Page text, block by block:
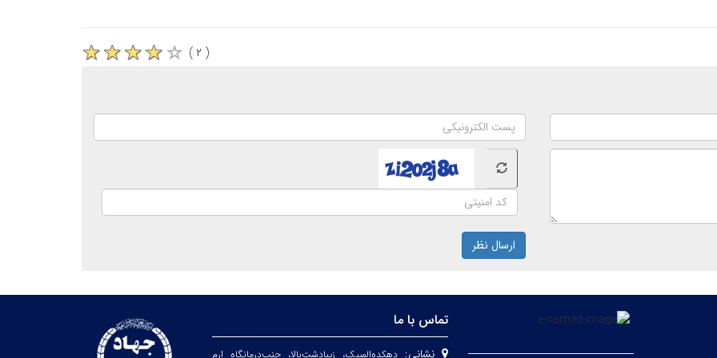
( ۲ )
ارسال نظر
تماس با ما
نشانی:دهکده‌المپیک، زیبا‌دشت‌بالا، جنب‌درمانگاه ارم